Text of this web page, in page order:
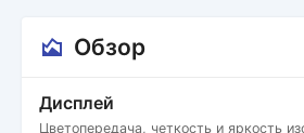
Обзор
Дисплей
Цветопередача, четкость и яркость